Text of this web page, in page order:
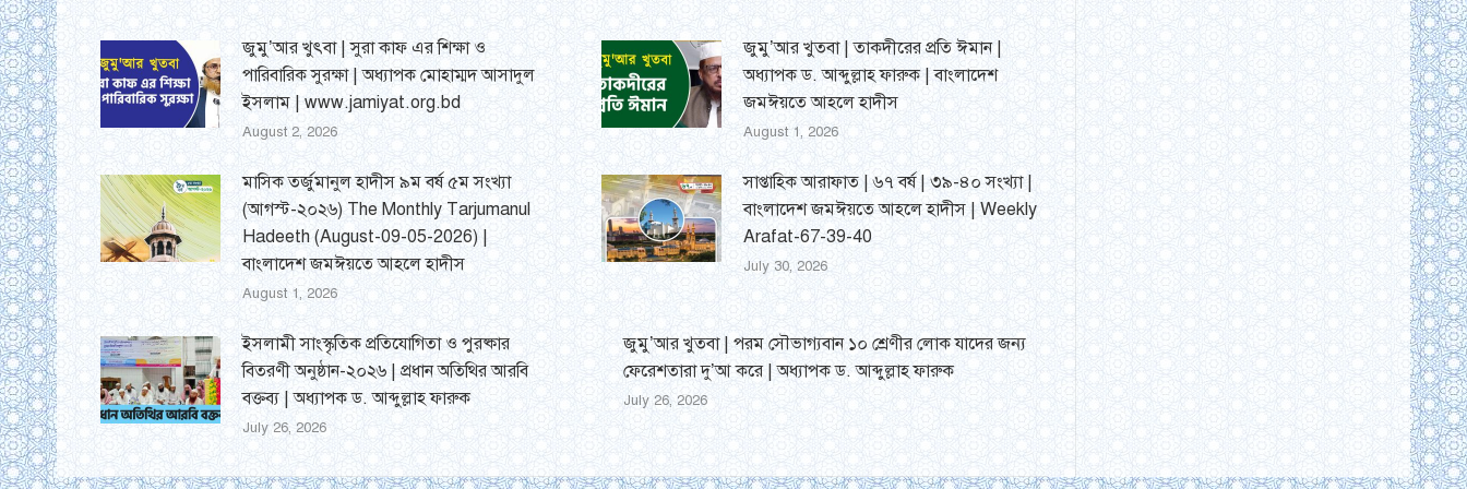
জুমু’আর খুৎবা | সুরা কাফ এর শিক্ষা ও
পারিবারিক সুরক্ষা | অধ্যাপক মোহাম্মদ আসাদুল
ইসলাম | www.jamiyat.org.bd
August 2, 2026
জুমু’আর খুতবা | তাকদীরের প্রতি ঈমান |
অধ্যাপক ড. আব্দুল্লাহ ফারুক | বাংলাদেশ
জমঈয়তে আহলে হাদীস
August 1, 2026
মাসিক তর্জুমানুল হাদীস ৯ম বর্ষ ৫ম সংখ্যা
(আগস্ট-২০২৬) The Monthly Tarjumanul
Hadeeth (August-09-05-2026) |
বাংলাদেশ জমঈয়তে আহলে হাদীস
August 1, 2026
সাপ্তাহিক আরাফাত | ৬৭ বর্ষ | ৩৯-৪০ সংখ্যা |
বাংলাদেশ জমঈয়তে আহলে হাদীস | Weekly
Arafat-67-39-40
July 30, 2026
ইসলামী সাংস্কৃতিক প্রতিযোগিতা ও পুরষ্কার
বিতরণী অনুষ্ঠান-২০২৬ | প্রধান অতিথির আরবি
বক্তব্য | অধ্যাপক ড. আব্দুল্লাহ ফারুক
July 26, 2026
জুমু’আর খুতবা | পরম সৌভাগ্যবান ১০ শ্রেণীর লোক যাদের জন্য
ফেরেশতারা দু’আ করে | অধ্যাপক ড. আব্দুল্লাহ ফারুক
July 26, 2026